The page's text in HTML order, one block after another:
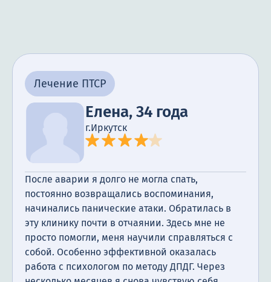
Лечение ПТСР
Елена, 34 года
г.Иркутск
После аварии я долго не могла спать,
постоянно возвращались воспоминания,
начинались панические атаки. Обратилась в
эту клинику почти в отчаянии. Здесь мне не
просто помогли, меня научили справляться с
собой. Особенно эффективной оказалась
работа с психологом по методу ДПДГ. Через